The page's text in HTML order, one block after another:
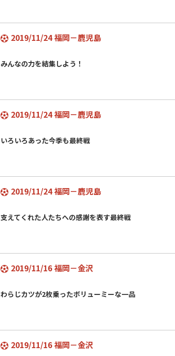
2019/11/24 福岡－鹿児島
みんなの力を結集しよう！
2019/11/24 福岡－鹿児島
いろいろあった今季も最終戦
2019/11/24 福岡－鹿児島
支えてくれた人たちへの感謝を表す最終戦
2019/11/16 福岡－金沢
わらじカツが2枚乗ったボリューミーな一品
2019/11/16 福岡－金沢